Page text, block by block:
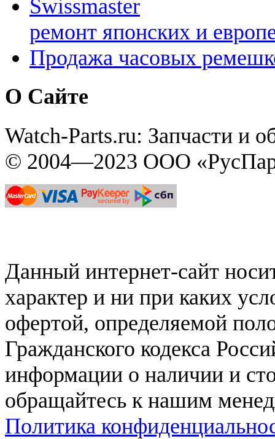
Swissmaster
ремонт японских и
Продажа часовых
О Сайте
Watch-Parts.ru: Запчасти и
© 2004—2023 ООО
Данный интернет-сайт
характер и ни при каких
офертой, определяемой
Гражданского кодекса
информации о наличии и
обращайтесь к нашим
Политика